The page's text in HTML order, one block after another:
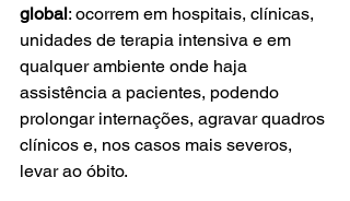
global: ocorrem em hospitais, clínicas,
unidades de terapia intensiva e em
qualquer ambiente onde haja
assistência a pacientes, podendo
prolongar internações, agravar quadros
clínicos e, nos casos mais severos,
levar ao óbito.